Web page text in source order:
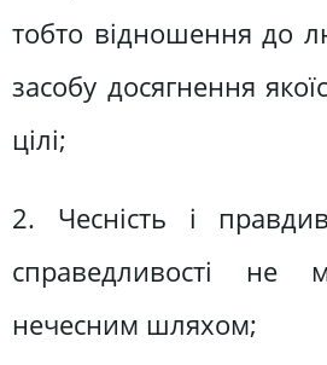
тобто відношення до
засобу досягнення
цілі;
2. Чесність і
справедливості не
нечесним шляхом;